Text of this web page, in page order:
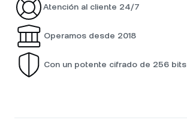
Atención al cliente 24/7
Operamos desde 2018
Con un potente cifrado de 256 bits